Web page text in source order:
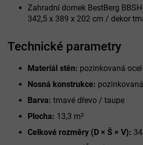
Technické parametry
Materiál stěn: pozinkovaná
Nosná konstrukce:
Barva: tmavé dřevo / taupe
Plocha: 13,3 m²
Celkové rozměry (D × Š × V):
Zahradní domek BestBerg
342,5 x 389 x 202 cm / dekor